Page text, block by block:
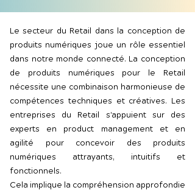
Le secteur du Retail dans la conception de
produits numériques joue un rôle essentiel
dans notre monde connecté. La conception
de produits numériques pour le Retail
nécessite une combinaison harmonieuse de
compétences techniques et créatives. Les
entreprises du Retail s'appuient sur des
experts en product management et en
agilité pour concevoir des produits
numériques attrayants, intuitifs et
fonctionnels.
Cela implique la compréhension approfondie